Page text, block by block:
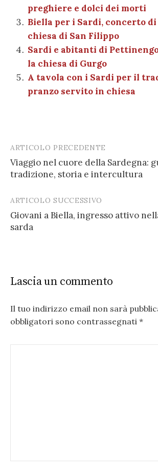
k
di
preghiere e dolci dei morti
Biella per i Sardi, concerto
chiesa di San Filippo
Sardi e abitanti di
la chiesa di Gurgo
A tavola con i Sardi per il
pranzo servito in chiesa
Post
navigation
ARTICOLO PRECEDENTE
Viaggio nel cuore della Sardegna:
tradizione, storia e intercultura
ARTICOLO SUCCESSIVO
Giovani a Biella, ingresso attivo
sarda
Lascia un commento
Il tuo indirizzo email non sarà
obbligatori sono contrassegnati *